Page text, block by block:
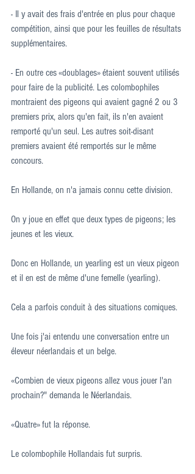
- Il y avait des frais d'entrée en plus pour chaque
compétition, ainsi que pour les feuilles de résultats
supplémentaires.
- En outre ces «doublages» étaient souvent utilisés
pour faire de la publicité. Les colombophiles
montraient des pigeons qui avaient gagné 2 ou 3
premiers prix, alors qu'en fait, ils n'en avaient
remporté qu'un seul. Les autres soit-disant
premiers avaient été remportés sur le même
concours.
En Hollande, on n'a jamais connu cette division.
On y joue en effet que deux types de pigeons; les
jeunes et les vieux.
Donc en Hollande, un yearling est un vieux pigeon
et il en est de même d'une femelle (yearling).
Cela a parfois conduit à des situations comiques.
Une fois j'ai entendu une conversation entre un
éleveur néerlandais et un belge.
«Combien de vieux pigeons allez vous jouer l'an
prochain?" demanda le Néerlandais.
«Quatre» fut la réponse.
Le colombophile Hollandais fut surpris.